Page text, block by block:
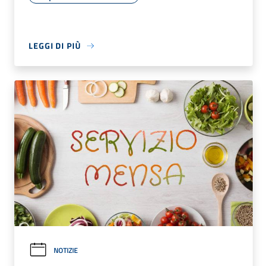
LEGGI DI PIÙ
NOTIZIE